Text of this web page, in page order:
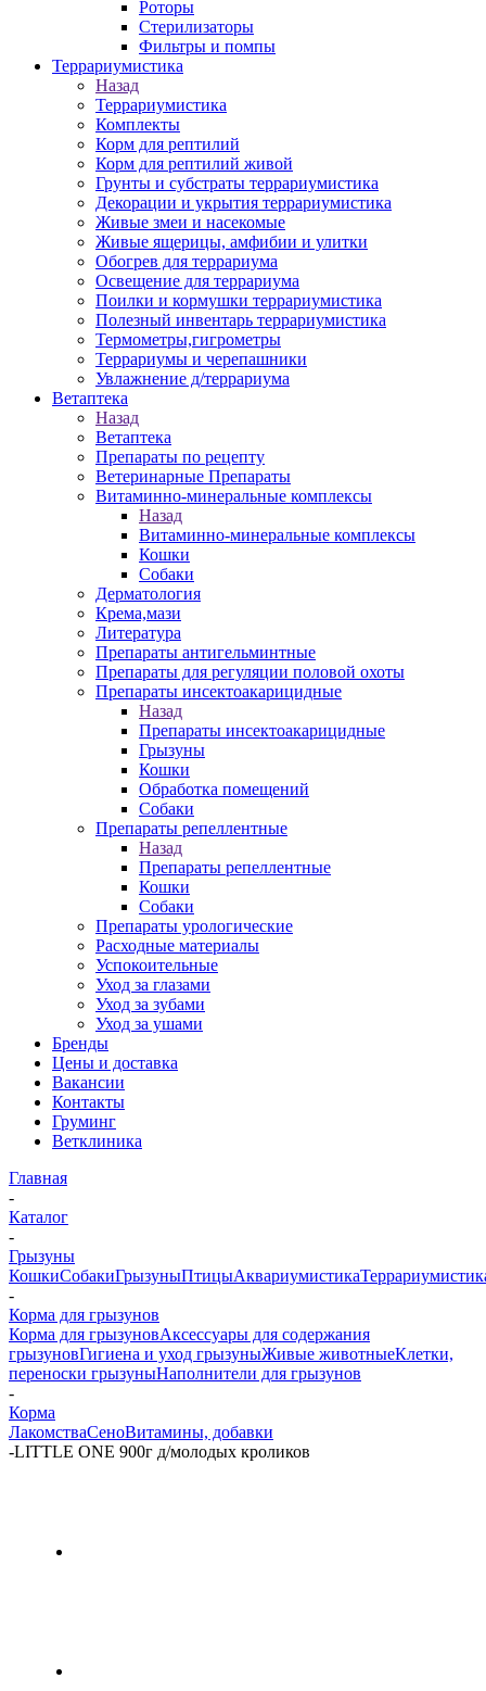
Роторы
Стерилизаторы
Фильтры и помпы
Террариумистика
Назад
Террариумистика
Комплекты
Корм для рептилий
Корм для рептилий живой
Грунты и субстраты террариумистика
Декорации и укрытия террариумистика
Живые змеи и насекомые
Живые ящерицы, амфибии и улитки
Обогрев для террариума
Освещение для террариума
Поилки и кормушки террариумистика
Полезный инвентарь террариумистика
Термометры,гигрометры
Террариумы и черепашники
Увлажнение д/террариума
Ветаптека
Назад
Ветаптека
Препараты по рецепту
Ветеринарные Препараты
Витаминно-минеральные комплексы
Назад
Витаминно-минеральные комплексы
Кошки
Собаки
Дерматология
Крема,мази
Литература
Препараты антигельминтные
Препараты для регуляции половой охоты
Препараты инсектоакарицидные
Назад
Препараты инсектоакарицидные
Грызуны
Кошки
Обработка помещений
Собаки
Препараты репеллентные
Назад
Препараты репеллентные
Кошки
Собаки
Препараты урологические
Расходные материалы
Успокоительные
Уход за глазами
Уход за зубами
Уход за ушами
Бренды
Цены и доставка
Вакансии
Контакты
Груминг
Ветклиника
Главная
-
Каталог
-
Грызуны
КошкиСобакиГрызуныПтицыАквариумистика
-
Корма для грызунов
Корма для грызуновАксессуары для содержания
грызуновГигиена и уход грызуныЖивые животныеКлетки,
переноски грызуныНаполнители для грызунов
-
Корма
ЛакомстваСеноВитамины, добавки
-LITTLE ONE 900г д/молодых кроликов